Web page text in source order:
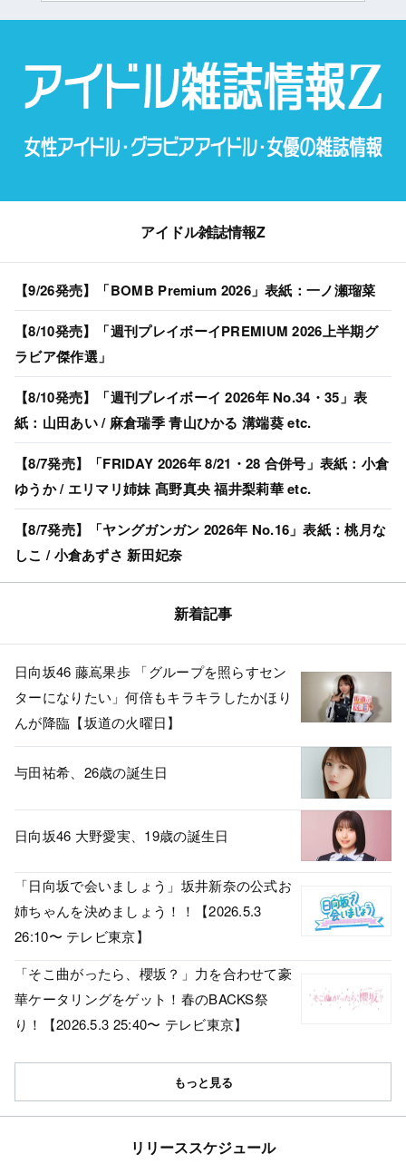
アイドル雑誌情報Z
【9/26発売】「BOMB Premium 2026」表紙：一ノ瀬瑠菜
【8/10発売】「週刊プレイボーイPREMIUM 2026上半期グ
ラビア傑作選」
【8/10発売】「週刊プレイボーイ 2026年 No.34・35」表
紙：山田あい / 麻倉瑞季 青山ひかる 溝端葵 etc.
【8/7発売】「FRIDAY 2026年 8/21・28 合併号」表紙：小倉
ゆうか / エリマリ姉妹 髙野真央 福井梨莉華 etc.
【8/7発売】「ヤングガンガン 2026年 No.16」表紙：桃月な
しこ / 小倉あずさ 新田妃奈
新着記事
日向坂46 藤嶌果歩 「グループを照らすセン
ターになりたい」何倍もキラキラしたかほり
んが降臨【坂道の火曜日】
与田祐希、26歳の誕生日
日向坂46 大野愛実、19歳の誕生日
「日向坂で会いましょう」坂井新奈の公式お
姉ちゃんを決めましょう！！【2026.5.3
26:10〜 テレビ東京】
「そこ曲がったら、櫻坂？」力を合わせて豪
華ケータリングをゲット！春のBACKS祭
り！【2026.5.3 25:40〜 テレビ東京】
もっと見る
リリーススケジュール